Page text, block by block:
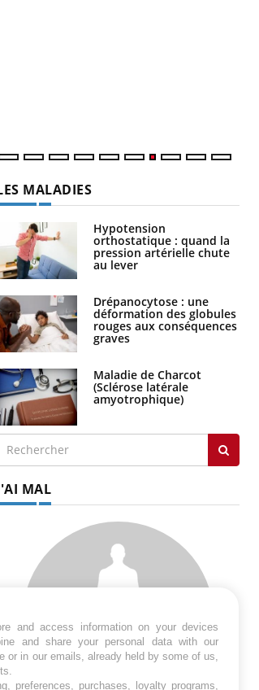
Syndrome métabolique : quels sont
meilleurs exercices physiques ?
MALADIES
Hypotension
orthostatique : quand la
pression artérielle chute
au lever
Drépanocytose : une
déformation des globules
rouges aux conséquences
graves
Maladie de Charcot
(Sclérose latérale
amyotrophique)
MAL
and access information on your devices
and share your personal data with our
or in our emails, already held by some of us,
preferences, purchases, loyalty programs,